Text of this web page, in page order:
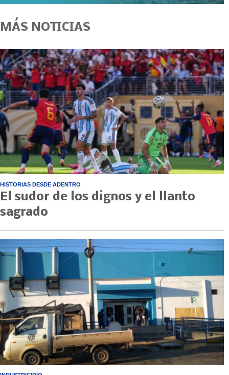
MÁS NOTICIAS
HISTORIAS DESDE ADENTRO
El sudor de los dignos y el llanto
sagrado